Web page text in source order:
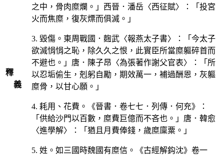
釋
義
之中，骨肉糜爛。」西晉．潘岳〈西征賦〉：「投宮
火而焦糜，復灰熛而俱滅。」
3. 毀傷。東周戰國．麴武〈報燕太子書〉：「今太子
欲滅悁悁之恥，除久久之恨，此實臣所當糜軀碎首而
不避也。」唐．陳子昂〈為張著作謝父官表〉：「所
以忍垢偷生，剋躬自勵，期效萬一，補過酬恩，灰軀
糜骨，以甘心願。」
4. 耗用、花費。《晉書．卷七七．列傳．何充》：
「供給沙門以百數，糜費巨億而不吝也。」唐．韓愈
〈進學解〉：「猶且月費俸錢，歲糜廩粟。」
5. 姓。如三國時魏國有糜信。《古經解鈎沈》卷一